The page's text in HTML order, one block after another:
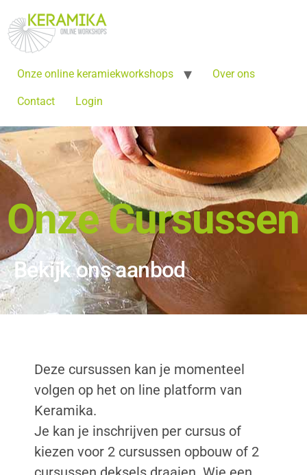
Onze online keramiekworkshops Over ons
Contact Login
Onze Cursussen
Bekijk ons aanbod
Deze cursussen kan je momenteel
volgen op het on line platform van
Keramika.
Je kan je inschrijven per cursus of
kiezen voor 2 cursussen opbouw of 2